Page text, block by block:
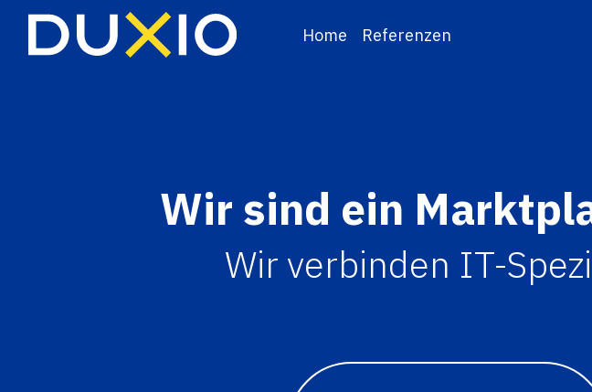
Home Referenzen
Wir sind ein
Wir verbinden IT-